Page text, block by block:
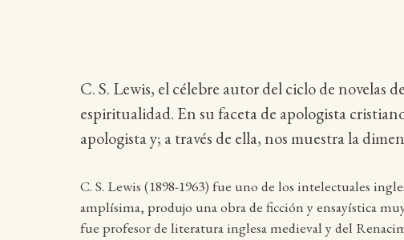
C. S. Lewis, el célebre autor del ciclo de
espiritualidad. En su faceta de apologista
apologista y; a través de ella, nos muestra la
C. S. Lewis (1898-1963) fue uno de los intelectuales
amplísima, produjo una obra de ficción y ensayística
fue profesor de literatura inglesa medieval y del